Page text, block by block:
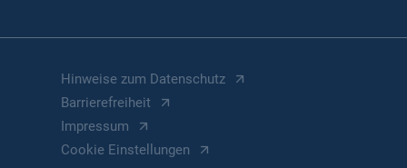
Hinweise zum Datenschutz
Barrierefreiheit
Impressum
Cookie Einstellungen